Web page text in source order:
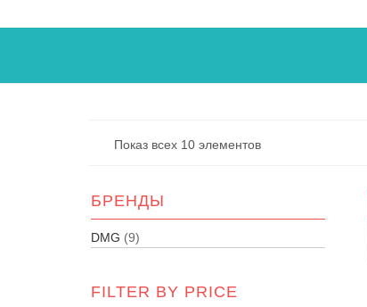
Показ всех 10 элементов
БРЕНДЫ
DMG (9)
FILTER BY PRICE